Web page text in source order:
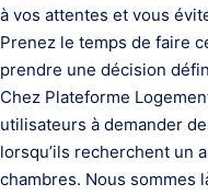
à vos attentes et vous
Prenez le temps de faire
prendre une décision
Chez Plateforme
utilisateurs à demander
lorsqu’ils recherchent un
chambres. Nous sommes